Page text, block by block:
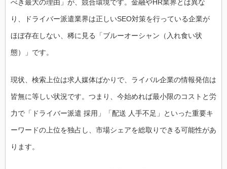
べき最大の理由」が、競合環境です。金融やHR業界とは異な
り、ドライバー派遣業界は正しいSEO対策を行っている企業が
ほぼ存在しない、稀に見る「ブルーオーシャン（入れ食い状
態）」です。
現状、検索上位は求人媒体ばかりで、ライバル企業の情報発信は
皆無に等しい状況です。つまり、今始めれば最小限のコストと労
力で「ドライバー派遣 採用」「配送 人手不足」といった重要キ
ーワードの上位を独占し、市場シェアを総取りできる可能性があ
ります。